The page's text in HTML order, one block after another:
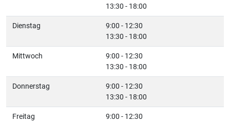
13:30 - 18:00
Dienstag
9:00 - 12:30
13:30 - 18:00
Mittwoch
9:00 - 12:30
13:30 - 18:00
Donnerstag
9:00 - 12:30
13:30 - 18:00
Freitag
9:00 - 12:30